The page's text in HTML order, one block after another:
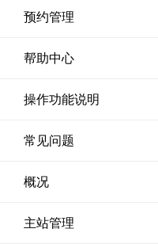
预约管理
帮助中心
操作功能说明
常见问题
概况
主站管理